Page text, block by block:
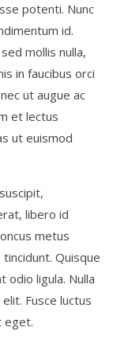
potenti. Nunc
id.
mollis nulla,
in faucibus orci
ut augue ac
et lectus
ut euismod
libero id
metus
Quisque
odio ligula. Nulla
Fusce luctus
eget.